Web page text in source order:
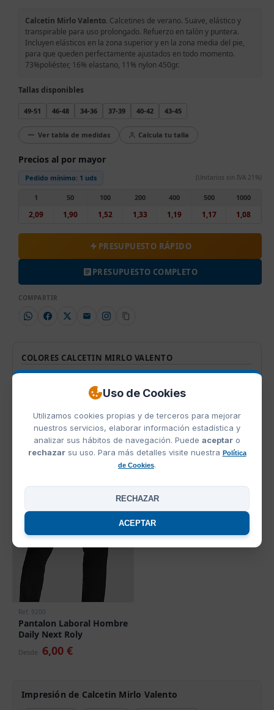
Uso de Cookies
Utilizamos cookies propias y de terceros para mejorar
nuestros servicios, elaborar información estadística y
analizar sus hábitos de navegación. Puede aceptar o
rechazarsu uso. Para más detalles visite nuestra Política
de Cookies.
RECHAZAR
ACEPTAR
Calcetin Mirlo Valento. Calcetines de verano. Suave, elástico y
transpirable para uso prolongado. Refuerzo en talón y puntera.
Incluyen elásticos en la zona superior y en la zona media del pie,
para que queden perfectamente ajustados en todo momento.
73%poliéster, 16% elastano, 11% nylon 450gr.
Tallas disponibles
49-51 46-48 34-36 37-39 40-42 43-45
Ver tabla de medidas Calcula tu talla
Precios al por mayor
Pedido mínimo: 1 uds (Unitarios sin IVA 21%)
1
2,09
50
1,90
100
1,52
200
1,33
400
1,19
500
1,17
1000
1,08
PRESUPUESTO RÁPIDO
PRESUPUESTO COMPLETO
COMPARTIR
COLORES CALCETIN MIRLO VALENTO
Negro
Ref. 9200
Pantalon Laboral Hombre
Daily Next Roly
Desde 6,00 €
Impresión de Calcetin Mirlo Valento